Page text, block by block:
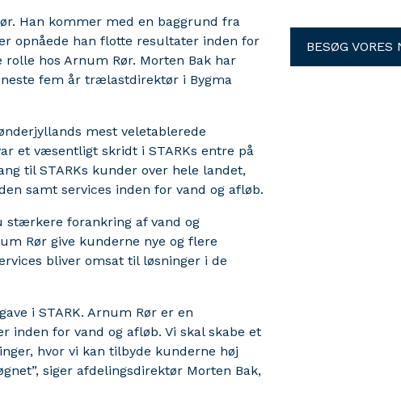
Han kommer med en baggrund fra
opnåede han flotte resultater inden for
hos Arnum Rør. Morten Bak har
fem år trælastdirektør i Bygma
mest veletablerede
et væsentligt skridt i STARKs entre på
til STARKs kunder over hele landet,
samt services inden for vand og afløb.
forankring af vand og
Rør give kunderne nye og flere
bliver omsat til løsninger i de
i STARK. Arnum Rør er en
for vand og afløb. Vi skal skabe et
hvor vi kan tilbyde kunderne høj
siger afdelingsdirektør Morten Bak,
BESØG VORES